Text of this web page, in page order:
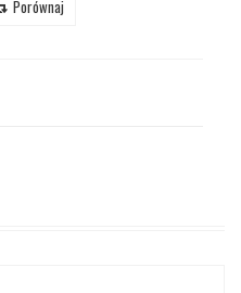
Porównaj